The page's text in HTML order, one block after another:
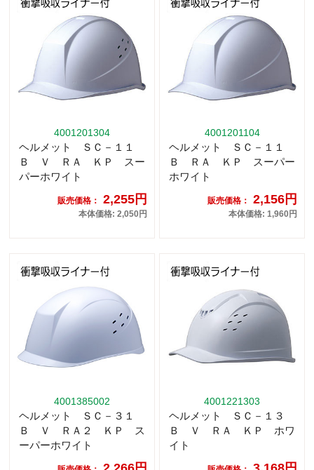
4001201304
ヘルメット ＳＣ－１１
Ｂ Ｖ ＲＡ ＫＰ スー
パーホワイト
販売価格： 2,255円
本体価格: 2,050円
4001201104
ヘルメット ＳＣ－１１
Ｂ ＲＡ ＫＰ スーパー
ホワイト
販売価格： 2,156円
本体価格: 1,960円
4001385002
ヘルメット ＳＣ－３１
Ｂ Ｖ ＲＡ２ ＫＰ ス
ーパーホワイト
4001221303
ヘルメット ＳＣ－１３
Ｂ Ｖ ＲＡ ＫＰ ホワ
イト